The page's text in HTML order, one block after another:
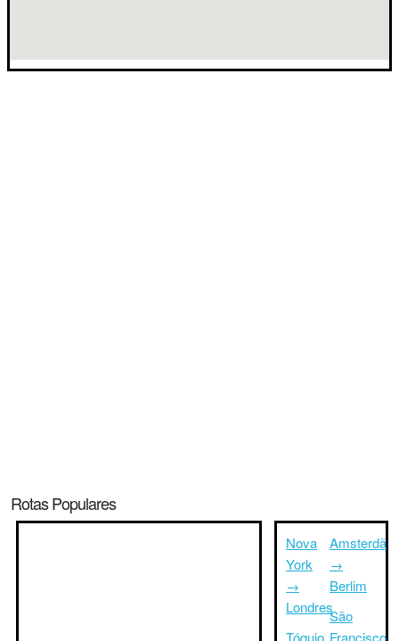
Rotas Populares
Nova
York
→
Londres
Tóquio
Amsterdã
→
Berlim
São
Francisco